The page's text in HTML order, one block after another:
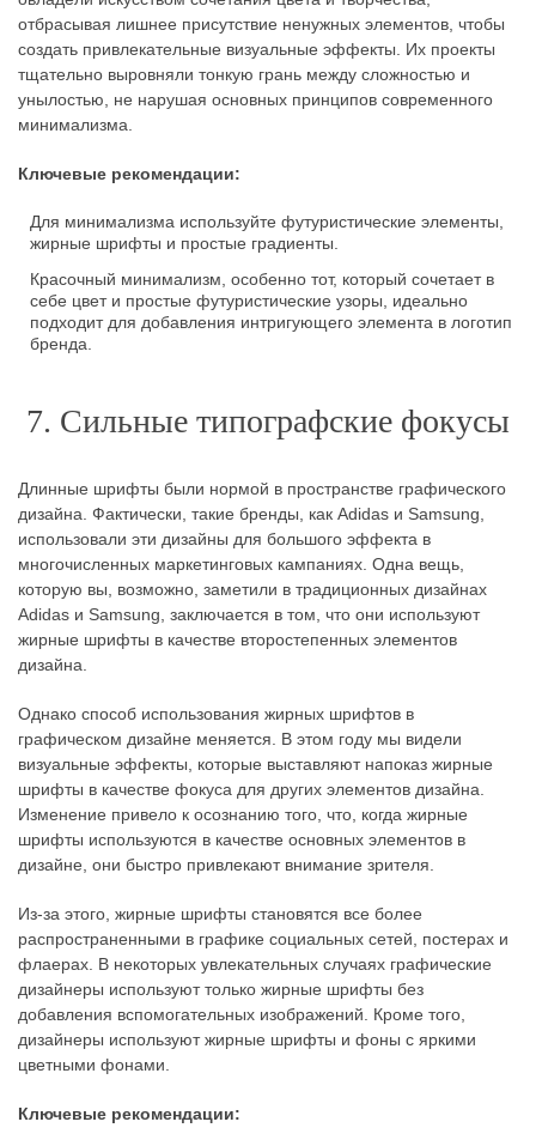
отбрасывая лишнее присутствие ненужных элементов, чтобы
создать привлекательные визуальные эффекты. Их проекты
тщательно выровняли тонкую грань между сложностью и
унылостью, не нарушая основных принципов современного
минимализма.
Ключевые рекомендации:
Для минимализма используйте футуристические элементы,
жирные шрифты и простые градиенты.
Красочный минимализм, особенно тот, который сочетает в
себе цвет и простые футуристические узоры, идеально
подходит для добавления интригующего элемента в логотип
бренда.
7. Сильные типографские фокусы
Длинные шрифты были нормой в пространстве графического
дизайна. Фактически, такие бренды, как Adidas и Samsung,
использовали эти дизайны для большого эффекта в
многочисленных маркетинговых кампаниях. Одна вещь,
которую вы, возможно, заметили в традиционных дизайнах
Adidas и Samsung, заключается в том, что они используют
жирные шрифты в качестве второстепенных элементов
дизайна.
Однако способ использования жирных шрифтов в
графическом дизайне меняется. В этом году мы видели
визуальные эффекты, которые выставляют напоказ жирные
шрифты в качестве фокуса для других элементов дизайна.
Изменение привело к осознанию того, что, когда жирные
шрифты используются в качестве основных элементов в
дизайне, они быстро привлекают внимание зрителя.
Из-за этого, жирные шрифты становятся все более
распространенными в графике социальных сетей, постерах и
флаерах. В некоторых увлекательных случаях графические
дизайнеры используют только жирные шрифты без
добавления вспомогательных изображений. Кроме того,
дизайнеры используют жирные шрифты и фоны с яркими
цветными фонами.
Ключевые рекомендации: